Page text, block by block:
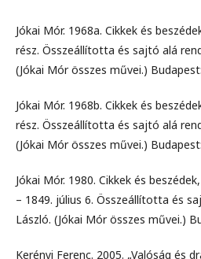
Jókai Mór. 1968a. Cikkek és
rész. Összeállította és sajtó alá
(Jókai Mór összes művei.)
Jókai Mór. 1968b. Cikkek és
rész. Összeállította és sajtó alá
(Jókai Mór összes művei.)
Jókai Mór. 1980. Cikkek és
– 1849. július 6. Összeállította és
László. (Jókai Mór összes művei.)
Kerényi Ferenc. 2005. „Valóság és